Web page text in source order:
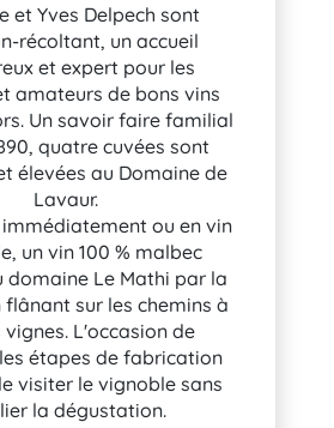
et Yves Delpech sont
récoltant, un accueil
et expert pour les
amateurs de bons vins
Un savoir faire familial
quatre cuvées sont
élevées au Domaine de
Lavaur.
ou en vin
un vin 100 % malbec
domaine Le Mathi par la
flânant sur les chemins à
L'occasion de
étapes de fabrication
visiter le vignoble sans
la dégustation.